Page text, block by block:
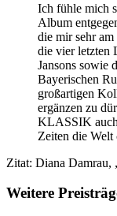
Ich fühle mich
Album
die mir sehr
die vier letzten
Jansons sowie
Bayerischen
großartigen
ergänzen zu
KLASSIK
Zeiten die
Zitat: Diana Damrau,
Weitere